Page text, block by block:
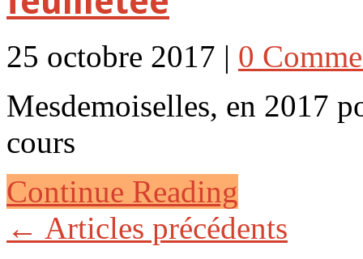
25 octobre 2017 | 0
Mesdemoiselles, en 2017
cours
Continue Reading
← Articles précédents